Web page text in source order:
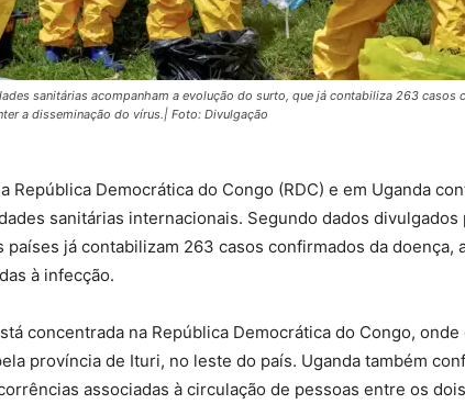
sanitárias acompanham a evolução do surto, que já contabiliza 263 casos
a disseminação do vírus.| Foto: Divulgação
República Democrática do Congo (RDC) e em Uganda
sanitárias internacionais. Segundo dados divulgados
já contabilizam 263 casos confirmados da doença,
à infecção.
concentrada na República Democrática do Congo, onde
província de Ituri, no leste do país. Uganda também
associadas à circulação de pessoas entre os dois